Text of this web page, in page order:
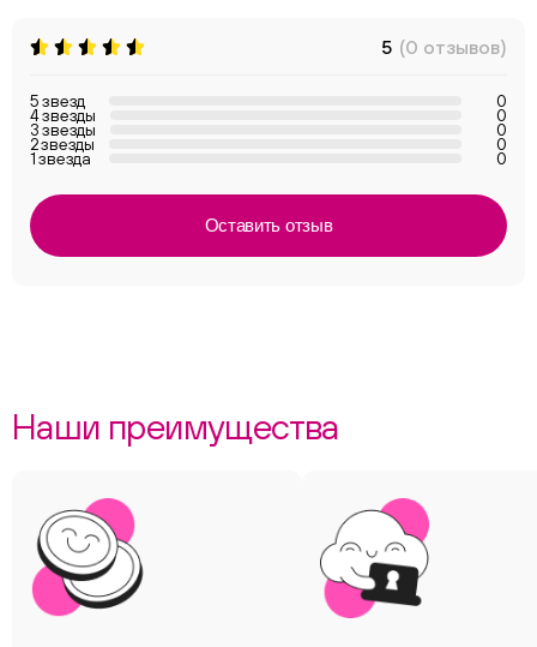
5 (0 отзывов)
5 звезд 0
4 звезды 0
3 звезды 0
2 звезды 0
1 звезда 0
Оставить отзыв
Наши преимущества